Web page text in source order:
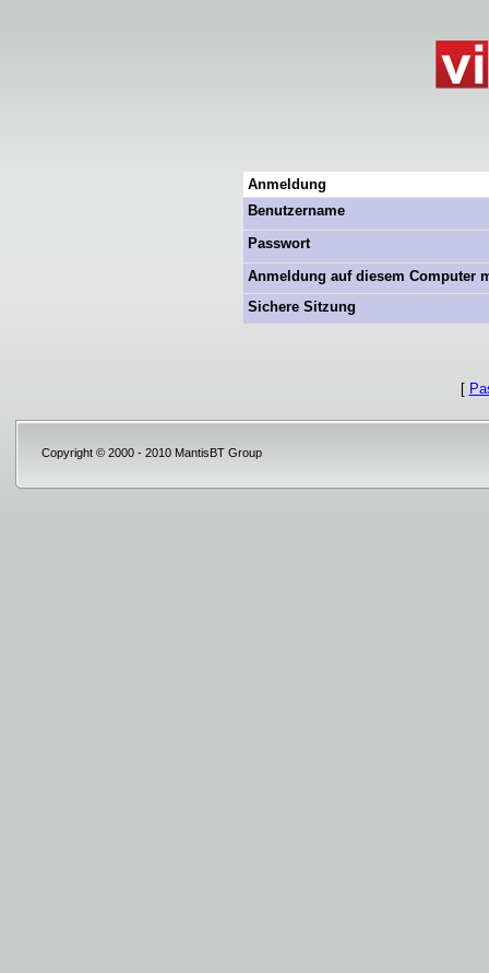
Anmeldung
Benutzername
Passwort
Anmeldung auf diesem Computer
Sichere Sitzung
[
Copyright © 2000 - 2010 MantisBT Group